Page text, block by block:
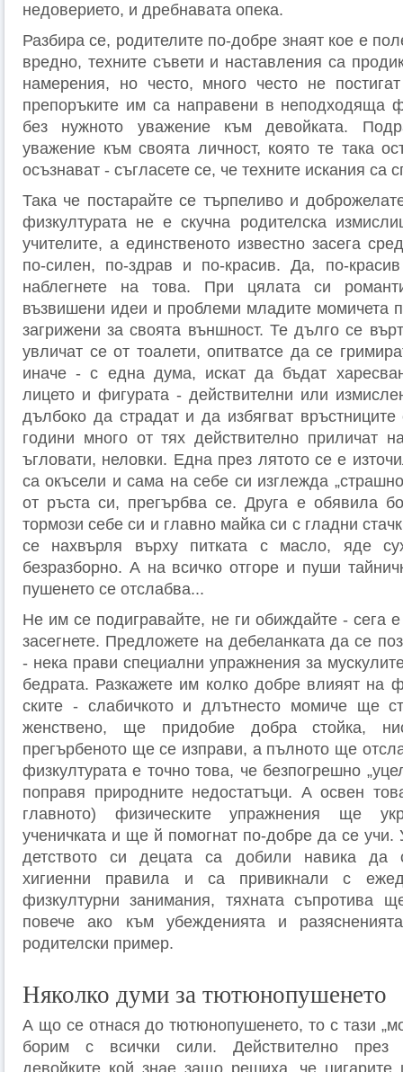
недоверието, и дребнавата опека.
Разбира се, родителите по-добре знаят кое е
вредно, техните съвети и наставления са
намерения, но често, много често не
препоръките им са направени в неподходяща
без нужното уважение към девойката.
уважение към своята личност, която те така
осъзнават - съгласете се, че техните искания са
Така че постарайте се търпеливо и
физкултурата не е скучна родителска
учителите, а единственото известно засега
по-силен, по-здрав и по-красив. Да, по-
наблегнете на това. При цялата си
възвишени идеи и проблеми младите момичета
загрижени за своята външност. Те дълго се
увличат се от тоалети, опитватсе да се
иначе - с една дума, искат да бъдат
лицето и фигурата - действителни или
дълбоко да страдат и да избягват
години много от тях действително приличат
ъгловати, нелов­ки. Една през лятото се е
са окъсели и сама на себе си изглежда
от ръс­та си, прегърбва се. Друга е обявила
тормози себе си и главно майка си с гладни
се нахвърля върху питката с масло, яде
безразборно. А на всичко отгоре и пуши
пушенето се отслабва­...
Не им се подигравайте, не ги обиждайте - сега
засегнете. Предложете на дебеланката да се
- нека прави специални упражнения за
бедрата. Разкажете им колко добре влияят на
ските - слабичкото и длътнесто момиче ще
женствено, ще придобие добра стойка,
прегърбеното ще се изправи, а пълното ще
физкултурата е точно това, че безпогрешно
поправя природните недостатъци. А освен
главното) физически­те упражнения ще
ученичката и ще й помог­нат по-добре да се учи.
детството си децата са добили навика да
хигиенни правила и са привикнали с
физкултурни занимания, тяхната съпротива
повече ако към убежде­нията и
родителски пример.
Няколко думи за тютюнопушенето
А що се отнася до тютюнопушенето, то с тази
борим с всички сили. Действително през
девойките кой знае защо решиха, че